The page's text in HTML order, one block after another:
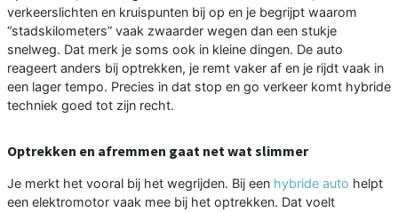
verkeerslichten en kruispunten bij op en je begrijpt waarom
“stadskilometers” vaak zwaarder wegen dan een stukje
snelweg. Dat merk je soms ook in kleine dingen. De auto
reageert anders bij optrekken, je remt vaker af en je rijdt vaak in
een lager tempo. Precies in dat stop en go verkeer komt hybride
techniek goed tot zijn recht.
Optrekken en afremmen gaat net wat slimmer
Je merkt het vooral bij het wegrijden. Bij een hybride auto helpt
een elektromotor vaak mee bij het optrekken. Dat voelt